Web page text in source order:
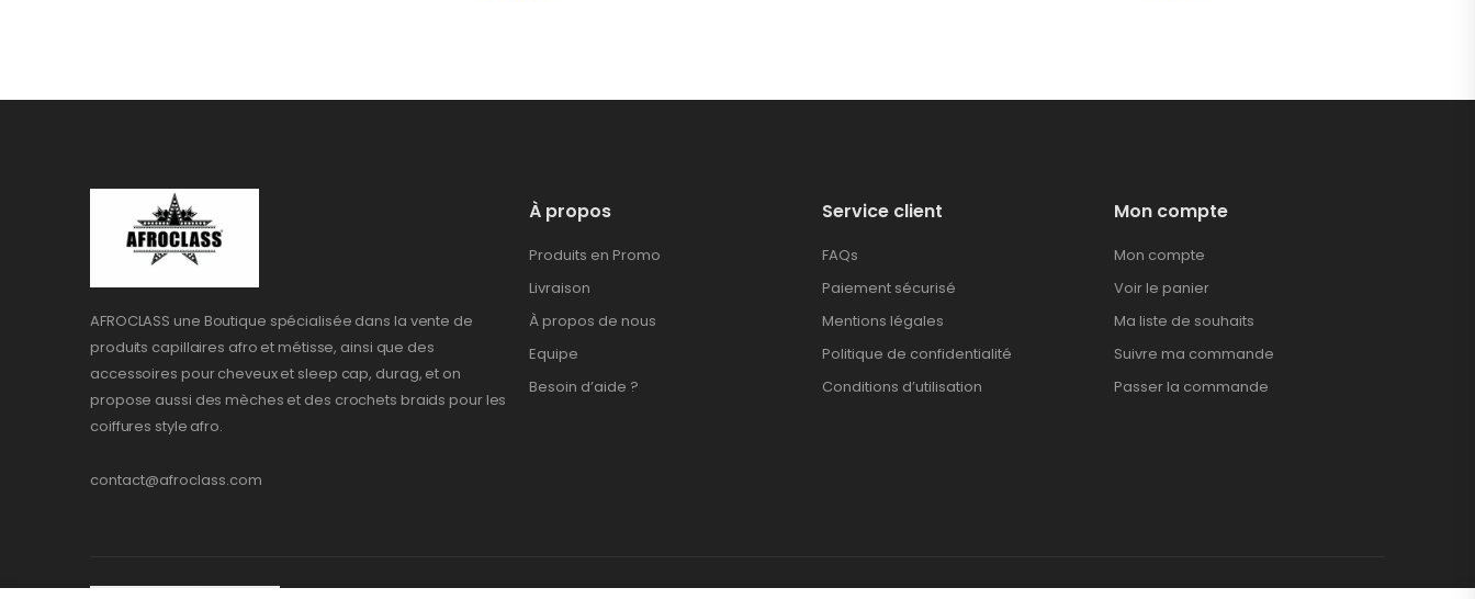
AFROCLASS une Boutique spécialisée dans la vente de
produits capillaires afro et métisse, ainsi que des
accessoires pour cheveux et sleep cap, durag, et on
propose aussi des mèches et des crochets braids pour les
coiffures style afro.
contact@afroclass.com
À propos
Produits en Promo
Livraison
À propos de nous
Equipe
Besoin d’aide ?
Service client
FAQs
Paiement sécurisé
Mentions légales
Politique de confidentialité
Conditions d’utilisation
Mon compte
Mon compte
Voir le panier
Ma liste de souhaits
Suivre ma commande
Passer la commande